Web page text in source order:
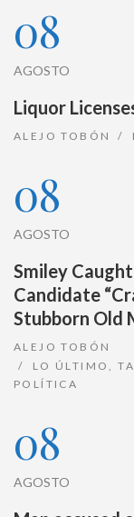
08
AGOSTO
Liquor
ALEJO TOBÓN
08
AGOSTO
Smiley
Candidate
Stubborn Old
ALEJO TOBÓN
LO ÚLTIMO,
POLÍTICA
08
AGOSTO